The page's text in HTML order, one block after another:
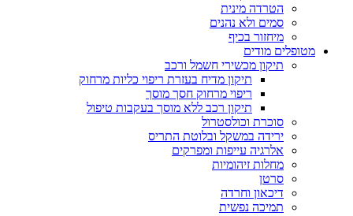
הטרדה מינית
סמים ולא נהנים
מיחזור בכיף
מטופלים מודים
תיקון מכשירי חשמל ורכב
תיקון מדיח בעזרת ריפוי כליות מרחוק
ריפוי מרחוק חסך מוסך
תיקון רכב ללא מוסך בעקבות טיפול
סוכרת וכולסטרול
ירידה במשקל ובלוטת התריס
אלרגיה עייפות ומפרקים
מחלות זיהומיות
סרטן
דיכאון וחרדה
תמיכה נפשית